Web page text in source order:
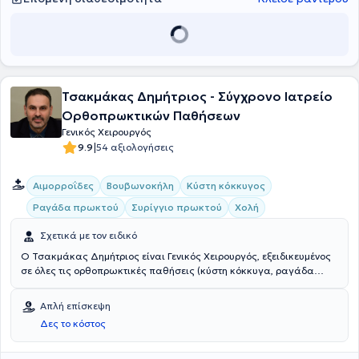
Τσακμάκας Δημήτριος - Σύγχρονο Ιατρείο
Ορθοπρωκτικών Παθήσεων
Γενικός Χειρουργός
9.9|54 αξιολογήσεις
Αιμορροΐδες Βουβωνοκήλη
Κύστη κόκκυγος
Ραγάδα πρωκτού
Συρίγγιο πρωκτού Χολή
Σχετικά με τον ειδικό
Ο Τσακμάκας Δημήτριος είναι Γενικός Χειρουργός, εξειδικευμένος
σε όλες τις ορθοπρωκτικές παθήσεις (κύστη κόκκυγα, ραγάδα
Θεσσαλονίκη. Είναι πτυχιούχος της Ιατρικής Σχολής του
Πανεπιστημίου Θεσσαλίας. Ξεκίνησε την ειδίκευσή του το 2004 ως
γενικός χειρουργός στο Νοσοκομείο Παναγία Θεσσαλονίκης για έξι
χρόνια. Απέκτησε το 2010 την ειδικότητα του στη Γενική Χειρουργική
Απλή επίσκεψη
Δες το κόστος